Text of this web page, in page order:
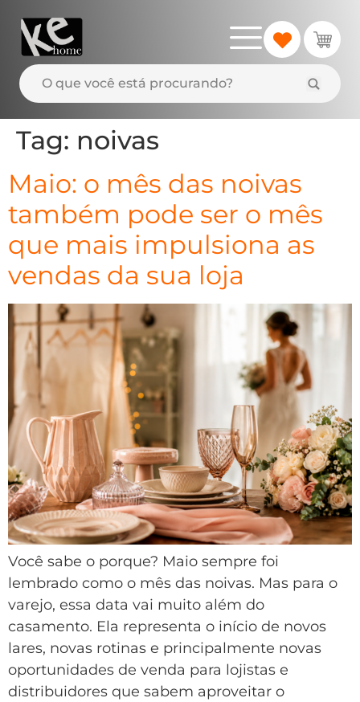
Tag: noivas
Maio: o mês das noivas
também pode ser o mês
que mais impulsiona as
vendas da sua loja
Você sabe o porque? Maio sempre foi
lembrado como o mês das noivas. Mas para o
varejo, essa data vai muito além do
casamento. Ela representa o início de novos
lares, novas rotinas e principalmente novas
oportunidades de venda para lojistas e
distribuidores que sabem aproveitar o